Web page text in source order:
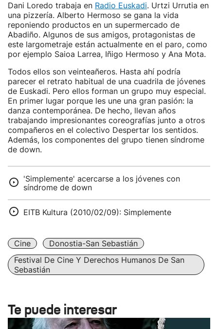
Dani Loredo trabaja en Radio Euskadi. Urtzi Urrutia en
una pizzería. Alberto Hermoso se gana la vida
reponiendo productos en un supermercado de
Abadiño. Algunos de sus amigos, protagonistas de
este largometraje están actualmente en el paro, como
por ejemplo Saioa Larrea, Iñigo Hermoso y Ana Mota.
Todos ellos son veinteañeros. Hasta ahí podría
parecer el retrato habitual de una cuadrila de jóvenes
de Euskadi. Pero ellos forman un grupo muy especial.
En primer lugar porque les une una gran pasión: la
danza contemporánea. De hecho, llevan años
trabajando impresionantes coreografías junto a otros
compañeros en el colectivo Despertar los sentidos.
Además, los componentes del grupo tienen síndrome
de down.
'Simplemente' acercarse a los jóvenes con
síndrome de down
EITB Kultura (2010/02/09): Simplemente
Cine
Donostia-San Sebastián
Festival De Cine Y Derechos Humanos De San
Sebastián
Te puede interesar